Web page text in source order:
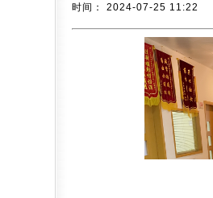
时间： 2024-07-25 11:22